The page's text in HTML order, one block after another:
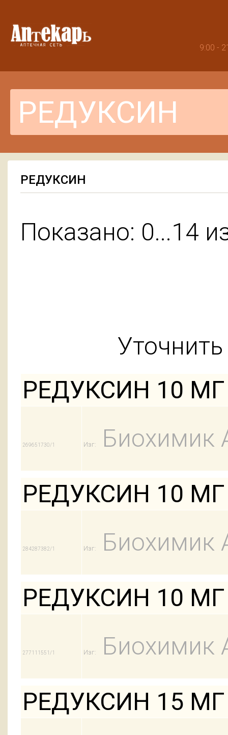
9:00 -
РЕДУКСИН
Показано: 0...14
РЕДУКСИН 10 МГ
269651730/1 Изг:
Биохимик
РЕДУКСИН 10 МГ
284287382/1 Изг:
Биохимик
РЕДУКСИН 10 МГ
277111551/1 Изг:
Биохимик
РЕДУКСИН 15 МГ